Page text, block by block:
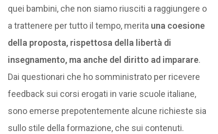
quei bambini, che non siamo riusciti a raggiungere o
a trattenere per tutto il tempo, merita una coesione
della proposta, rispettosa della libertà di
insegnamento, ma anche del diritto ad imparare.
Dai questionari che ho somministrato per ricevere
feedback sui corsi erogati in varie scuole italiane,
sono emerse prepotentemente alcune richieste sia
sullo stile della formazione, che sui contenuti.